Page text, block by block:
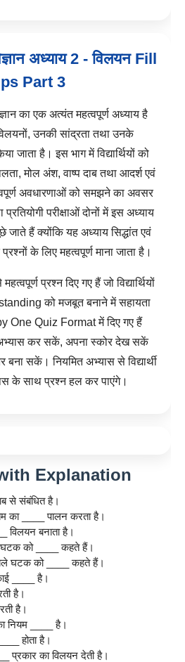
अध्याय 2 - विलयन Fill
Part 3
का एक अत्यंत महत्वपूर्ण अध्याय है
उनकी सांद्रता तथा उनके
जाता है। इस भाग में विद्यार्थियों को
मोल अंश, वाष्प दाब तथा आदर्श एवं
अवधारणाओं को समझने का अवसर
प्रतियोगी परीक्षाओं दोनों में इस अध्याय
हैं क्योंकि यह अध्याय सिद्धांत एवं
के लिए महत्वपूर्ण माना जाता है।
प्रश्न दिए गए हैं जो विद्यार्थियों
को मजबूत बनाने में सहायता
One Quiz Format में दिए गए हैं
अभ्यास कर सकें, अपना स्कोर देख सकें
बना सकें। नियमित अभ्यास से विद्यार्थी
के साथ प्रश्न हल कर पाएंगे।
Explanation
से संबंधित है।
का ____ पालन करता है।
विलयन बनाता है।
घटक को ____ कहते हैं।
घटक को ____ कहते हैं।
____ है।
है।
है।
नियम ____ है।
होता है।
प्रकार का विलयन देती है।